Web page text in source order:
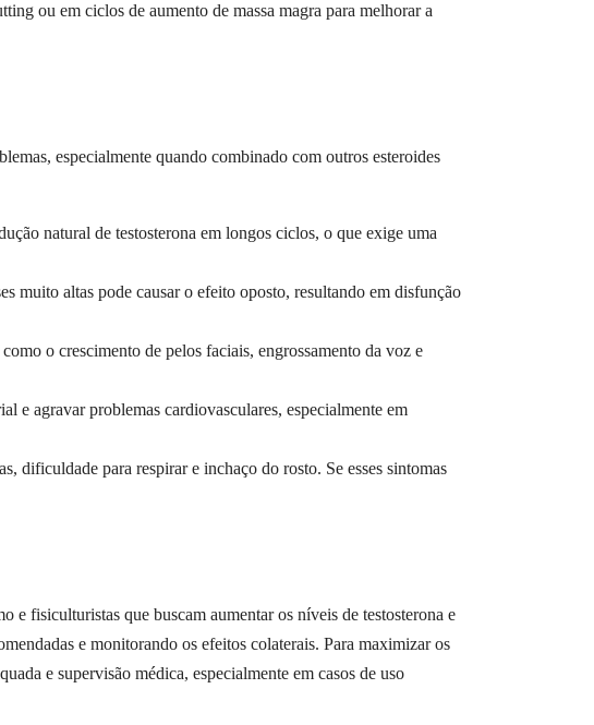
ou em ciclos de aumento de massa magra para melhorar a
especialmente quando combinado com outros esteroides
natural de testosterona em longos ciclos, o que exige uma
muito altas pode causar o efeito oposto, resultando em disfunção
o crescimento de pelos faciais, engrossamento da voz e
e agravar problemas cardiovasculares, especialmente em
dificuldade para respirar e inchaço do rosto. Se esses sintomas
fisiculturistas que buscam aumentar os níveis de testosterona e
e monitorando os efeitos colaterais. Para maximizar os
e supervisão médica, especialmente em casos de uso